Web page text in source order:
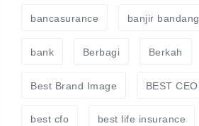
bancasurance banjir bandang
bank Berbagi Berkah
Best Brand Image BEST CEO
best cfo best life insurance